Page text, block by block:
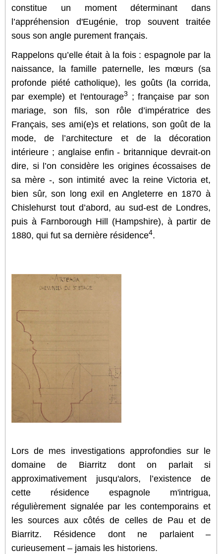
constitue un moment déterminant dans
l’appréhension d'Eugénie, trop souvent traitée
sous son angle purement français.
Rappelons qu’elle était à la fois : espagnole par la
naissance, la famille paternelle, les mœurs (sa
profonde piété catholique), les goûts (la corrida,
par exemple) et l'entourage3
; française par son
mariage, son fils, son rôle d’impératrice des
Français, ses ami(e)s et relations, son goût de la
mode, de l’architecture et de la décoration
intérieure ; anglaise enfin - britannique devrait-on
dire, si l’on considère les origines écossaises de
sa mère -, son intimité avec la reine Victoria et,
bien sûr, son long exil en Angleterre en 1870 à
Chislehurst tout d’abord, au sud-est de Londres,
puis à Farnborough Hill (Hampshire), à partir de
1880, qui fut sa dernière résidence4.
Lors de mes investigations approfondies sur le
domaine de Biarritz dont on parlait si
approximativement jusqu'alors, l’existence de
cette résidence espagnole m'intrigua,
régulièrement signalée par les contemporains et
les sources aux côtés de celles de Pau et de
Biarritz. Résidence dont ne parlaient –
curieusement – jamais les historiens.